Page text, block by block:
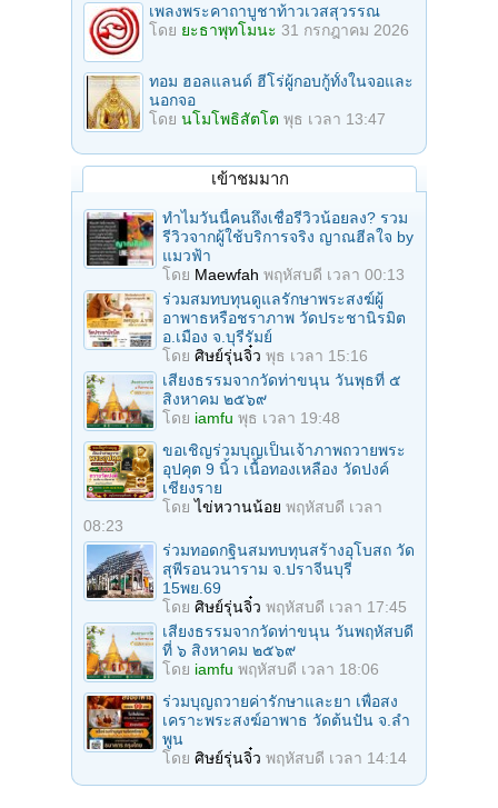
เพลงพระคาถาบูชาท้าวเวสสุวรรณ
โดย ยะธาพุทโมนะ 31 กรกฎาคม 2026
ทอม ฮอลแลนด์ ฮีโร่ผู้กอบกู้ทั้งในจอและ
นอกจอ
โดย นโมโพธิสัตโต พุธ เวลา 13:47
เข้าชมมาก
ทำไมวันนี้คนถึงเชื่อรีวิวน้อยลง? รวม
รีวิวจากผู้ใช้บริการจริง ญาณฮีลใจ by
แมวฟ้า
โดย Maewfah พฤหัสบดี เวลา 00:13
ร่วมสมทบทุนดูแลรักษาพระสงฆ์ผู้
อาพาธหรือชราภาพ วัดประชานิรมิต
อ.เมือง จ.บุรีรัมย์
โดย ศิษย์รุ่นจิ๋ว พุธ เวลา 15:16
เสียงธรรมจากวัดท่าขนุน วันพุธที่ ๕
สิงหาคม ๒๕๖๙
โดย iamfu พุธ เวลา 19:48
ขอเชิญร่วมบุญเป็นเจ้าภาพถวายพระ
อุปคุต 9 นิ้ว เนื้อทองเหลือง วัดปงค์
เชียงราย
โดยไข่หวานน้อย พฤหัสบดี เวลา
08:23
ร่วมทอดกฐินสมทบทุนสร้างอุโบสถ วัด
สุพีรอนวนาราม จ.ปราจีนบุรี
15พย.69
โดย ศิษย์รุ่นจิ๋ว พฤหัสบดี เวลา 17:45
เสียงธรรมจากวัดท่าขนุน วันพฤหัสบดี
ที่ ๖ สิงหาคม ๒๕๖๙
โดย iamfu พฤหัสบดี เวลา 18:06
ร่วมบุญถวายค่ารักษาและยา เพื่อสง
เคราะพระสงฆ์อาพาธ วัดต้นปัน จ.ลํา
พูน
โดย ศิษย์รุ่นจิ๋ว พฤหัสบดี เวลา 14:14